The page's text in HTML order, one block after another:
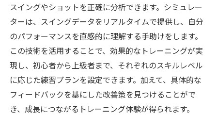
ンゴルフクラブで安心スタート
初回体験レッスンで不安を解消
ゴルフの基本をしっかり学べる
少人数制で細やかな指導
継続しやすいプログラム構成
ゴルフ用品レンタルで手ぶらOK
安心の料金プランで始めやすい
スイングやショットを正確に分析できます。シミュレー
ターは、スイングデータをリアルタイムで提供し、自分
のパフォーマンスを直感的に理解する手助けをします。
この技術を活用することで、効果的なトレーニングが実
現し、初心者から上級者まで、それぞれのスキルレベル
に応じた練習プランを設定できます。加えて、具体的な
フィードバックを基にした改善策を見つけることがで
き、成長につながるトレーニング体験が得られます。